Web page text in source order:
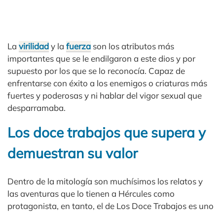
La virilidady la fuerza son los atributos más
importantes que se le endilgaron a este dios y por
supuesto por los que se lo reconocía. Capaz de
enfrentarse con éxito a los enemigos o criaturas más
fuertes y poderosas y ni hablar del vigor sexual que
desparramaba.
Los doce trabajos que supera y
demuestran su valor
Dentro de la mitología son muchísimos los relatos y
las aventuras que lo tienen a Hércules como
protagonista, en tanto, el de Los Doce Trabajos es uno